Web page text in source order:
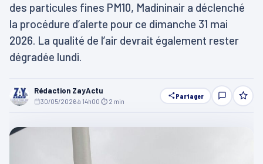
des particules fines PM10, Madininair a déclenché
la procédure d’alerte pour ce dimanche 31 mai
2026. La qualité de l’air devrait également rester
dégradée lundi.
Rédaction ZayActu
30/05/2026 à 14h00 ⏱ 2 min
Partager